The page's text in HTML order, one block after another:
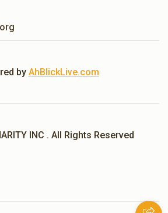
by AhBlickLive.com
INC . All Rights Reserved